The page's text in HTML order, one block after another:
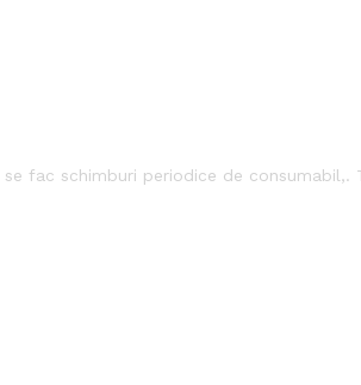
fac schimburi periodice de consumabil,.